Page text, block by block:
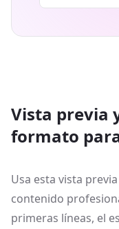
Vista previa
formato
Usa esta vista
contenido
primeras líneas, el